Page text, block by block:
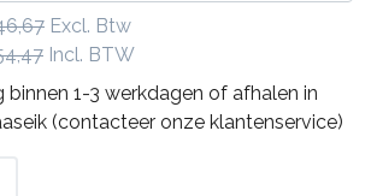
Excl. Btw
Incl. BTW
binnen 1-3 werkdagen of afhalen in
(contacteer onze klantenservice)